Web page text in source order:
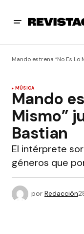
Mando estrena “No Es
MÚSICA
Mando
Mismo”
Bastian
El intérprete
géneros que
por Redacción